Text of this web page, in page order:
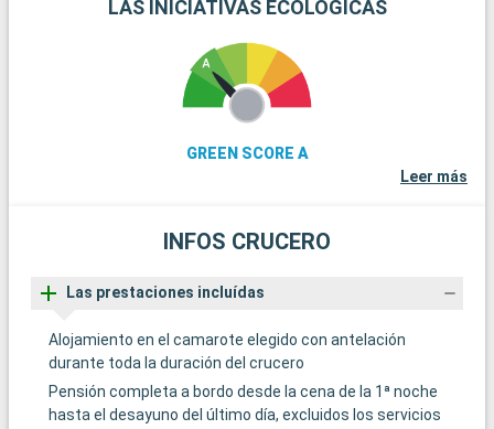
LAS INICIATIVAS ECOLÓGICAS
GREEN SCORE A
Leer más
INFOS CRUCERO
Las prestaciones incluídas
Alojamiento en el camarote elegido con antelación
durante toda la duración del crucero
Pensión completa a bordo desde la cena de la 1ª noche
hasta el desayuno del último día, excluidos los servicios